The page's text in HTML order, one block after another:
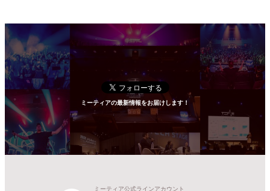
ミーティアの最新情報をお届けします！
ミーティア公式ラインアカウント